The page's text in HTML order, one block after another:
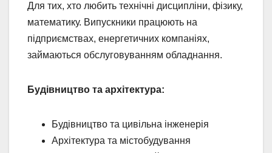
Для тих, хто любить технічні дисципліни, фізику,
математику. Випускники працюють на
підприємствах, енергетичних компаніях,
займаються обслуговуванням обладнання.
Будівництво та архітектура:
Будівництво та цивільна інженерія
Архітектура та містобудування